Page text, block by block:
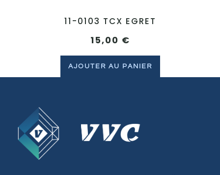
11-0103 TCX EGRET
15,00 €
AJOUTER AU PANIER